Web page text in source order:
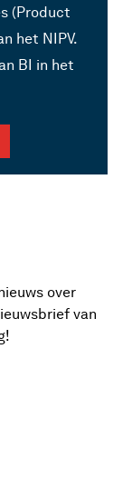
(Product
het NIPV.
BI in het
over
van